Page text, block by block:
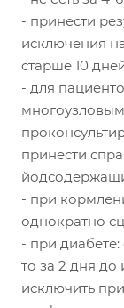
- принести
исключения
старше 10
- для
принести
- при
однократно
- при
то за 2 дня до
исключить